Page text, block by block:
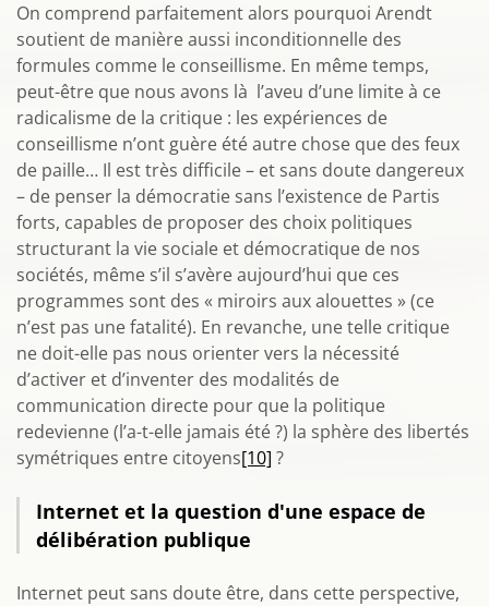
On comprend parfaitement alors pourquoi Arendt
soutient de manière aussi inconditionnelle des
formules comme le conseillisme. En même temps,
peut-être que nous avons là l’aveu d’une limite à ce
radicalisme de la critique : les expériences de
conseillisme n’ont guère été autre chose que des feux
de paille… Il est très difficile – et sans doute dangereux
– de penser la démocratie sans l’existence de Partis
forts, capables de proposer des choix politiques
structurant la vie sociale et démocratique de nos
sociétés, même s’il s’avère aujourd’hui que ces
programmes sont des « miroirs aux alouettes » (ce
n’est pas une fatalité). En revanche, une telle critique
ne doit-elle pas nous orienter vers la nécessité
d’activer et d’inventer des modalités de
communication directe pour que la politique
redevienne (l’a-t-elle jamais été ?) la sphère des libertés
symétriques entre citoyens[10] ?
Internet et la question d'une espace de
délibération publique
Internet peut sans doute être, dans cette perspective,